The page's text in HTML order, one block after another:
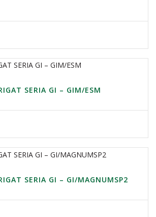
SERIA GI – GIM/ESM
SERIA GI – GI/MAGNUMSP2